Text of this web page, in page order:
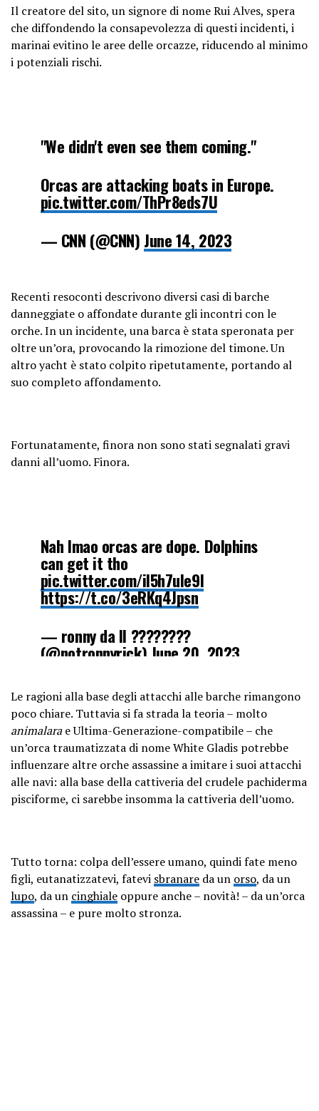
Il creatore del sito, un signore di nome Rui Alves, spera
che diffondendo la consapevolezza di questi incidenti, i
marinai evitino le aree delle orcazze, riducendo al minimo
i potenziali rischi.
"We didn't even see them coming."
Orcas are attacking boats in Europe.
pic.twitter.com/ThPr8eds7U
— CNN (@CNN) June 14, 2023
Recenti resoconti descrivono diversi casi di barche
danneggiate o affondate durante gli incontri con le
orche. In un incidente, una barca è stata speronata per
oltre un’ora, provocando la rimozione del timone. Un
altro yacht è stato colpito ripetutamente, portando al
suo completo affondamento.
Fortunatamente, finora non sono stati segnalati gravi
danni all’uomo. Finora.
Nah lmao orcas are dope. Dolphins
can get it tho
pic.twitter.com/il5h7ule9I
https://t.co/3eRKq4Jpsn
— ronny da II ????????
(@notronnyrick) June 20, 2023
Le ragioni alla base degli attacchi alle barche rimangono
poco chiare. Tuttavia si fa strada la teoria – molto
animalarae Ultima-Generazione-compatibile – che
un’orca traumatizzata di nome White Gladis potrebbe
influenzare altre orche assassine a imitare i suoi attacchi
alle navi: alla base della cattiveria del crudele pachiderma
pisciforme, ci sarebbe insomma la cattiveria dell’uomo.
Tutto torna: colpa dell’essere umano, quindi fate meno
figli, eutanatizzatevi, fatevi sbranare da un orso, da un
lupo, da un cinghiale oppure anche – novità! – da un’orca
assassina – e pure molto stronza.